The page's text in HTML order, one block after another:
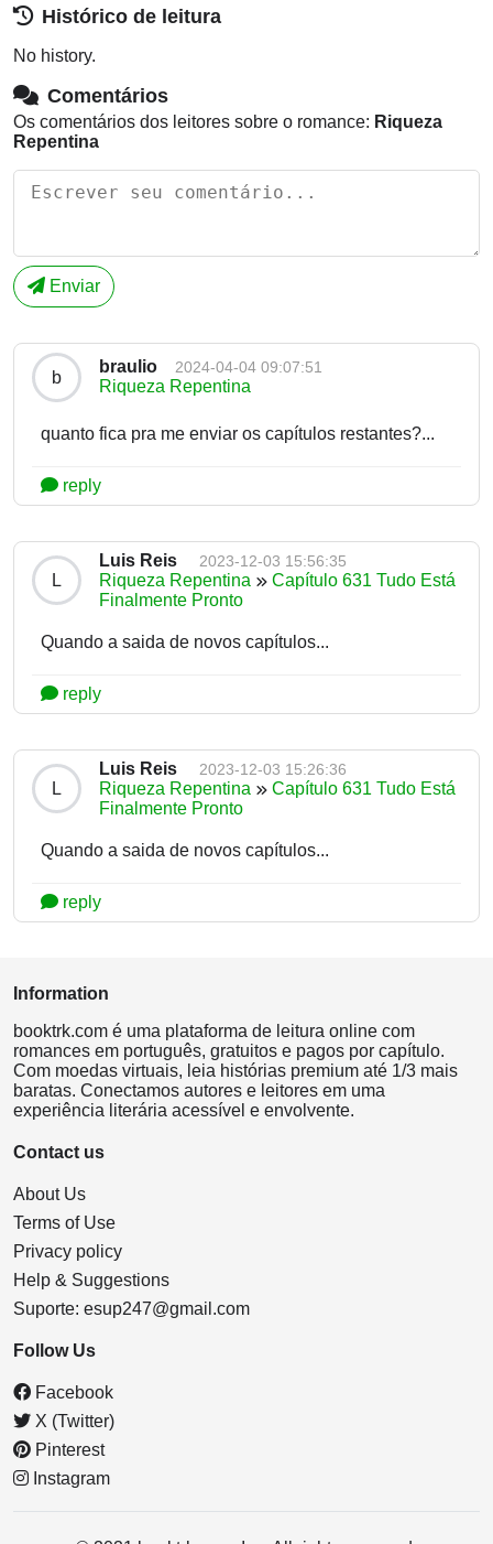
Histórico de leitura
No history.
Comentários
Os comentários dos leitores sobre o romance: Riqueza
Repentina
Enviar
b
braulio 2024-04-04 09:07:51
Riqueza Repentina
quanto fica pra me enviar os capítulos restantes?...
reply
L
Luis Reis 2023-12-03 15:56:35
Riqueza Repentina
Capítulo 631 Tudo Está
Finalmente Pronto
Quando a saida de novos capítulos...
reply
L
Luis Reis 2023-12-03 15:26:36
Riqueza Repentina
Capítulo 631 Tudo Está
Finalmente Pronto
Quando a saida de novos capítulos...
reply
Information
booktrk.com é uma plataforma de leitura online com
romances em português, gratuitos e pagos por capítulo.
Com moedas virtuais, leia histórias premium até 1/3 mais
baratas. Conectamos autores e leitores em uma
experiência literária acessível e envolvente.
Contact us
About Us
Terms of Use
Privacy policy
Help & Suggestions
Suporte: esup247@gmail.com
Follow Us
Facebook
X (Twitter)
Pinterest
Instagram